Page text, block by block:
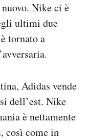
Nike ci è
ultimi due
tornato a
Adidas vende
dell’est. Nike
è nettamente
così come in